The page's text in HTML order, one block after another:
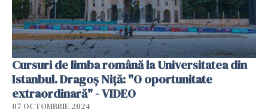
Cursuri de limba română la Universitatea din
Istanbul. Dragoș Niță: "O oportunitate
extraordinară" - VIDEO
07 OCTOMBRIE 2024